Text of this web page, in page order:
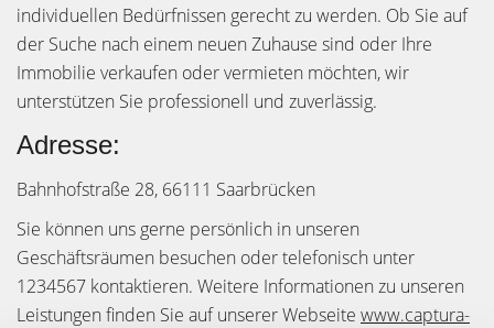
individuellen Bedürfnissen gerecht zu werden. Ob Sie auf
der Suche nach einem neuen Zuhause sind oder Ihre
Immobilie verkaufen oder vermieten möchten, wir
unterstützen Sie professionell und zuverlässig.
Adresse:
Bahnhofstraße 28, 66111 Saarbrücken
Sie können uns gerne persönlich in unseren
Geschäftsräumen besuchen oder telefonisch unter
1234567 kontaktieren. Weitere Informationen zu unseren
Leistungen finden Sie auf unserer Webseite www.captura-